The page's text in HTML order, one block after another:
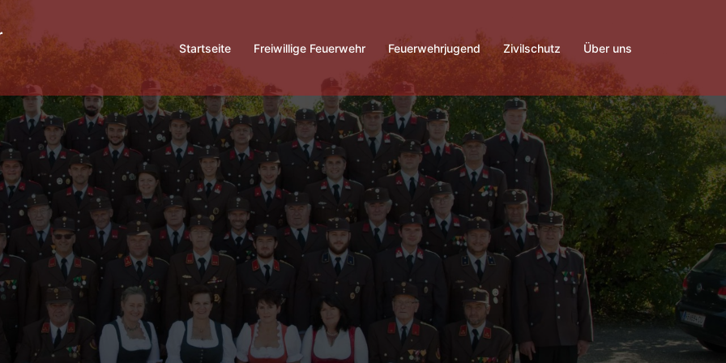
Startseite Freiwillige Feuerwehr Feuerwehrjugend Zivilschutz Über uns